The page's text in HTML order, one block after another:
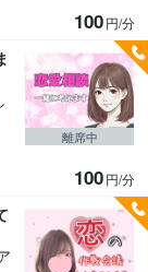
100円/分
100円/分
離席中